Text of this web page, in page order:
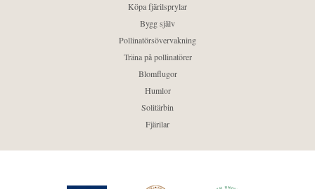
Köpa fjärilsprylar
Bygg själv
Pollinatörsövervakning
Träna på pollinatörer
Blomflugor
Humlor
Solitärbin
Fjärilar